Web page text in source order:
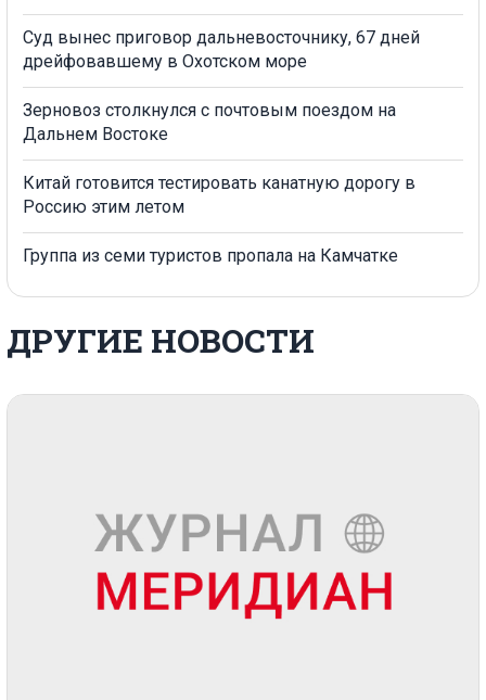
Суд вынес приговор дальневосточнику, 67 дней
дрейфовавшему в Охотском море
Зерновоз столкнулся с почтовым поездом на
Дальнем Востоке
Китай готовится тестировать канатную дорогу в
Россию этим летом
Группа из семи туристов пропала на Камчатке
ДРУГИЕ НОВОСТИ